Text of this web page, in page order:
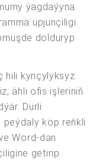
ýagdaýyna
üpjünçiligi
dolduryp
hili kynçylyksyz
ähli ofis işleriniň
Dürli
peýdaly köp reňkli
Word-dan
getirip